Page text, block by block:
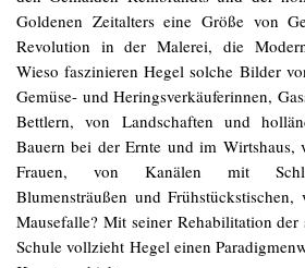
Goldenen Zeitalters eine Größe von
Revolution in der Malerei, die
Wieso faszinieren Hegel solche Bilder
Gemüse- und Heringsverkäuferinnen,
Bettlern, von Landschaften und
Bauern bei der Ernte und im Wirtshaus,
Frauen, von Kanälen mit
Blumensträußen und
Mausefalle? Mit seiner Rehabilitation der
Schule vollzieht Hegel einen